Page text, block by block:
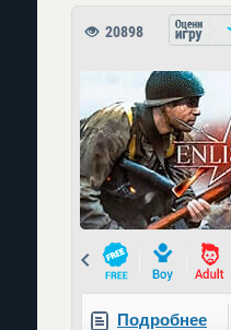
20898
Prev
Подробнее